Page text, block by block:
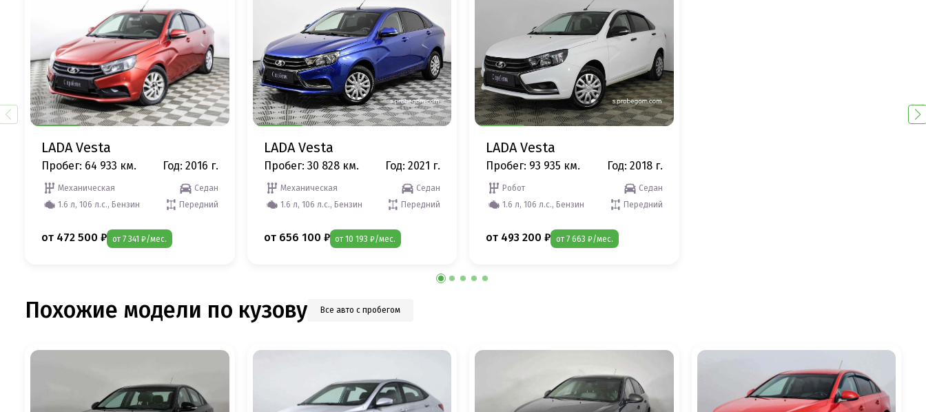
LADA Vesta
Пробег: 64 933 км. Год: 2016 г.
Механическая
Седан
1.6 л, 106 л.с., Бензин
Передний
от 472 500 ₽ от 7 341 ₽/мес.
LADA Vesta
Пробег: 30 828 км. Год: 2021 г.
Механическая
Седан
1.6 л, 106 л.с., Бензин
Передний
от 656 100 ₽ от 10 193 ₽/мес.
LADA Vesta
Пробег: 93 935 км. Год: 2018 г.
Робот
Седан
1.6 л, 106 л.с., Бензин
Передний
от 493 200 ₽ от 7 663 ₽/мес.
Похожие модели по кузову Все авто с пробегом